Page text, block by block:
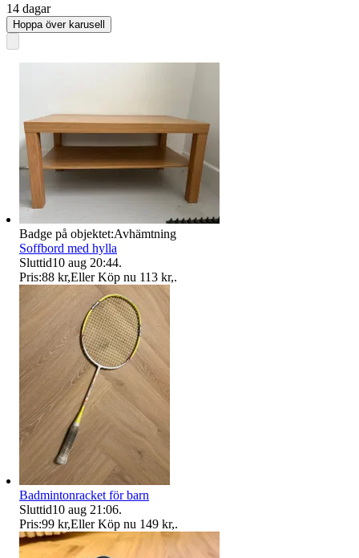
14 dagar
Hoppa över karusell
Badge på objektet:Avhämtning
Soffbord med hylla
Sluttid10 aug 20:44.
Pris:88 kr,Eller Köp nu 113 kr,.
Badmintonracket för barn
Sluttid10 aug 21:06.
Pris:99 kr,Eller Köp nu 149 kr,.